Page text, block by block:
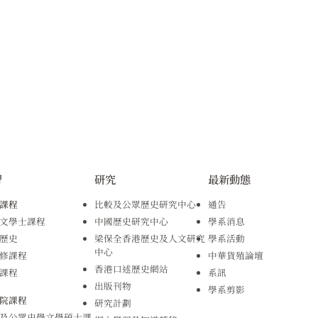
程
學士課程
史
課程
程
課程
研究
比較及公眾歷史研究中心
中國歷史研究中心
梁保全香港歷史及人文研究
中心
香港口述歷史網站
出版刊物
研究計劃
最新動態
通告
學系消息
學系活動
中華貨殖論壇
系訊
學系剪影